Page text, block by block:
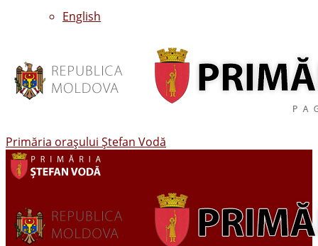
English
Primăria oraşului Ştefan Vodă